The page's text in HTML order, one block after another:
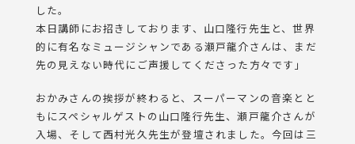
した。
本日講師にお招きしております、山口隆行先生と、世界
的に有名なミュージシャンである瀬戸龍介さんは、まだ
先の見えない時代にご声援してくださった方々です」
おかみさんの挨拶が終わると、スーパーマンの音楽とと
もにスペシャルゲストの山口隆行先生、瀬戸龍介さんが
入場、そして西村光久先生が登壇されました。今回は三